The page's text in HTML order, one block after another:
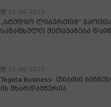
25-06-2025
„სტუდიო ლიბერთიმ“
საზაფხულო შეთავაზება
25-06-2025
Tegeta Business- თიბისი
ის მხარდამჭერია